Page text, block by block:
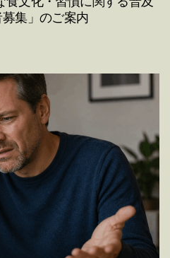
集」のご案内